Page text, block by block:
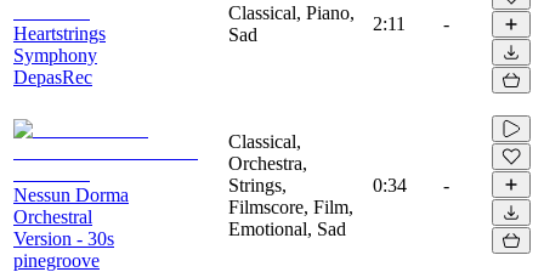
Heartstrings
Symphony
DepasRec
Classical, Piano,
Sad
2:11 -
Nessun Dorma
Orchestral
Version - 30s
pinegroove
Classical,
Orchestra,
Strings,
Filmscore, Film,
Emotional, Sad
0:34 -